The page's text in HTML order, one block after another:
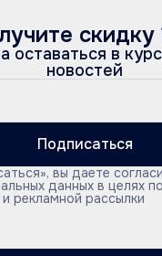
скидку
оставаться в
новостей
Подписаться
вы даете
данных в целях
рекламной рассылки